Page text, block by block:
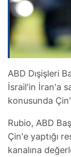
ABD Dışişleri
İsrail'in İran'a
konusunda
Rubio, ABD
Çin'e yaptığı
kanalına